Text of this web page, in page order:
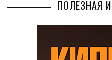
ПОЛЕЗНАЯ